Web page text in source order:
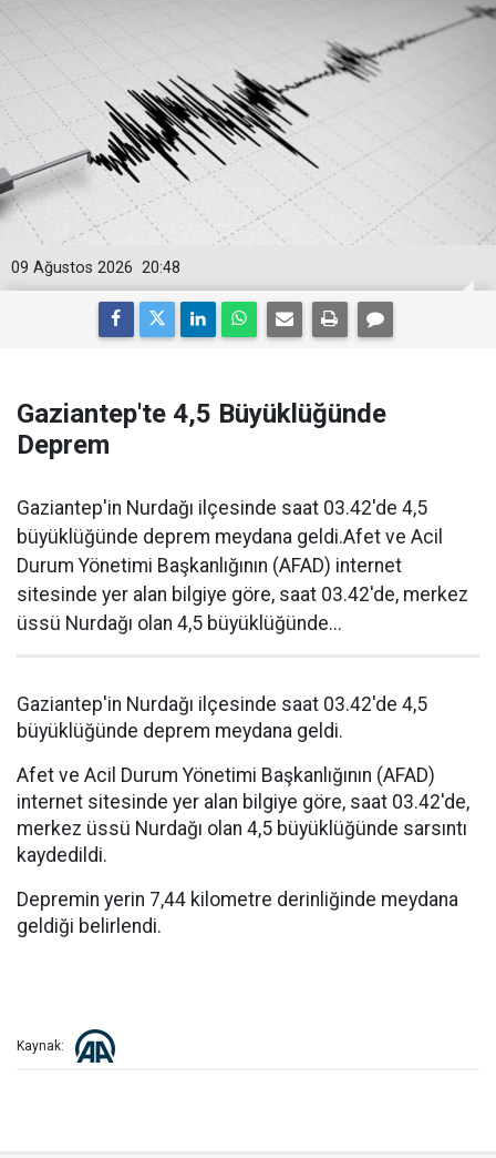
20:48
09 Ağustos 2026
Gaziantep'te 4,5 Büyüklüğünde
Deprem
Gaziantep'in Nurdağı ilçesinde saat 03.42'de 4,5
büyüklüğünde deprem meydana geldi.Afet ve Acil
Durum Yönetimi Başkanlığının (AFAD) internet
sitesinde yer alan bilgiye göre, saat 03.42'de, merkez
üssü Nurdağı olan 4,5 büyüklüğünde...
Gaziantep'in Nurdağı ilçesinde saat 03.42'de 4,5
büyüklüğünde deprem meydana geldi.
Afet ve Acil Durum Yönetimi Başkanlığının (AFAD)
internet sitesinde yer alan bilgiye göre, saat 03.42'de,
merkez üssü Nurdağı olan 4,5 büyüklüğünde sarsıntı
kaydedildi.
Depremin yerin 7,44 kilometre derinliğinde meydana
geldiği belirlendi.
Kaynak: